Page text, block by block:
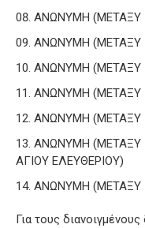
ΑΝΩΝΥΜΗ (ΜΕΤΑΞΥ
ΑΝΩΝΥΜΗ (ΜΕΤΑΞΥ
ΑΝΩΝΥΜΗ (ΜΕΤΑΞΥ
ΑΝΩΝΥΜΗ (ΜΕΤΑΞΥ
ΑΝΩΝΥΜΗ (ΜΕΤΑΞΥ
ΑΝΩΝΥΜΗ (ΜΕΤΑΞΥ
ΑΓΙΟΥ ΕΛΕΥΘΕΡΙΟΥ)
ΑΝΩΝΥΜΗ (ΜΕΤΑΞΥ
Για τους